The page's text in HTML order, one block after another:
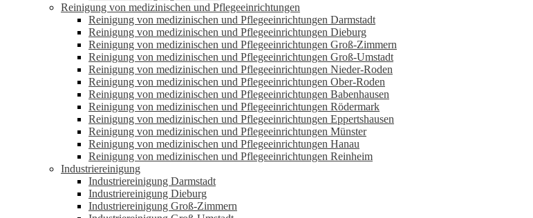
Reinigung von medizinischen und Pflegeeinrichtungen
Reinigung von medizinischen und Pflegeeinrichtungen Darmstadt
Reinigung von medizinischen und Pflegeeinrichtungen Dieburg
Reinigung von medizinischen und Pflegeeinrichtungen Groß-Zimmern
Reinigung von medizinischen und Pflegeeinrichtungen Groß-Umstadt
Reinigung von medizinischen und Pflegeeinrichtungen Nieder-Roden
Reinigung von medizinischen und Pflegeeinrichtungen Ober-Roden
Reinigung von medizinischen und Pflegeeinrichtungen Babenhausen
Reinigung von medizinischen und Pflegeeinrichtungen Rödermark
Reinigung von medizinischen und Pflegeeinrichtungen Eppertshausen
Reinigung von medizinischen und Pflegeeinrichtungen Münster
Reinigung von medizinischen und Pflegeeinrichtungen Hanau
Reinigung von medizinischen und Pflegeeinrichtungen Reinheim
Industriereinigung
Industriereinigung Darmstadt
Industriereinigung Dieburg
Industriereinigung Groß-Zimmern